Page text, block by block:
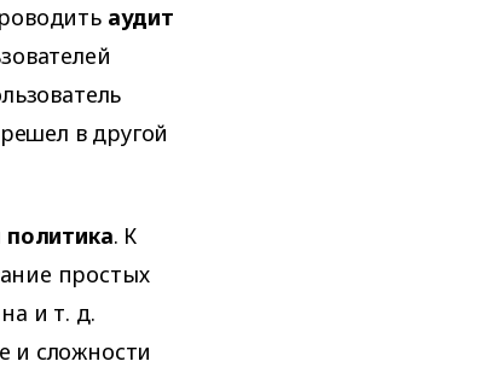
аудит
в другой
политика. К
простых
и т. д.
и сложности